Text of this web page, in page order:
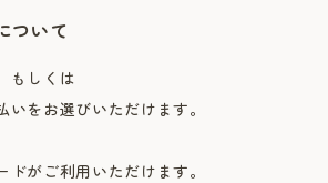
ついて
もしくは
いをお選びいただけます。
がご利用いただけます。